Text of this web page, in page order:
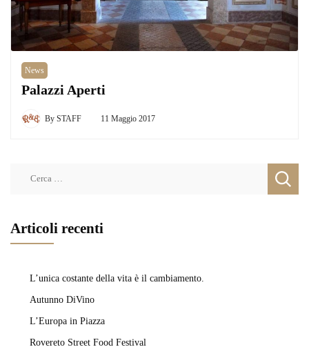
News
Palazzi Aperti
By STAFF 11 Maggio 2017
Articoli recenti
L’unica costante della vita è il cambiamento.
Autunno DiVino
L’Europa in Piazza
Rovereto Street Food Festival